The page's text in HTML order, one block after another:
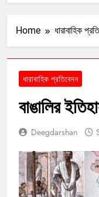
Home ধারাবাহিক
ধারাবাহিক প্রতিবেদন
বাঙালির
Deegdarshan